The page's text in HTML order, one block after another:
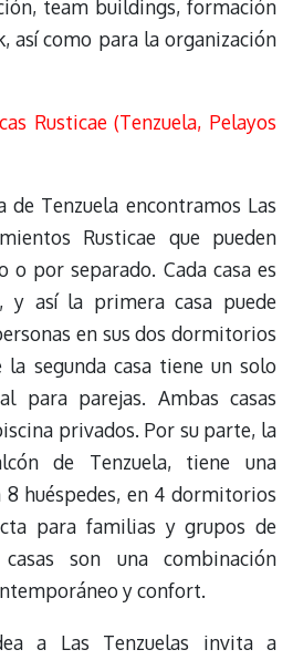
team buildings, formación
así como para la organización
Rusticae (Tenzuela, Pelayos
de Tenzuela encontramos Las
Rusticae que pueden
o por separado. Cada casa es
y así la primera casa puede
en sus dos dormitorios
segunda casa tiene un solo
para parejas. Ambas casas
privados. Por su parte, la
de Tenzuela, tiene una
8 huéspedes, en 4 dormitorios
para familias y grupos de
son una combinación
y confort.
a Las Tenzuelas invita a